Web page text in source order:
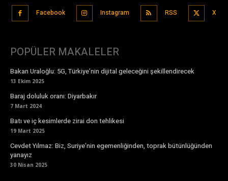
Facebook Instagram RSS X
POPÜLER MAKALELER
Bakan Uraloğlu: 5G, Türkiye’nin dijital geleceğini şekillendirecek
13 Ekim 2025
Baraj doluluk oranı: Diyarbakır
7 Mart 2024
Batı ve iç kesimlerde zirai don tehlikesi
19 Mart 2025
Cevdet Yılmaz: Biz, Suriye’nin egemenliğinden, toprak bütünlüğünden
yanayız
30 Nisan 2025